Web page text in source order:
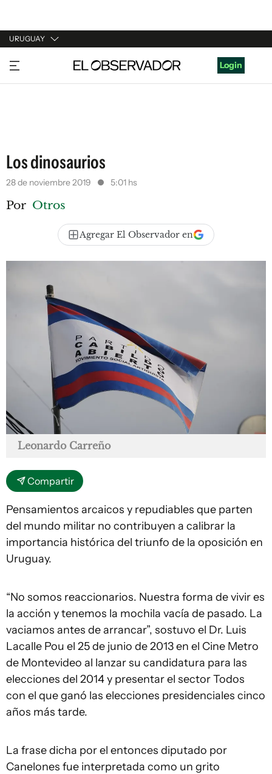
URUGUAY
URUGUAY
ARGENTINA
Login
Los dinosaurios
28 de noviembre 2019 5:01 hs
Por Otros
Agregar El Observador en
Leonardo Carreño
Compartir
Pensamientos arcaicos y repudiables que parten
del mundo militar no contribuyen a calibrar la
importancia histórica del triunfo de la oposición en
Uruguay.
“No somos reaccionarios. Nuestra forma de vivir es
la acción y tenemos la mochila vacía de pasado. La
vaciamos antes de arrancar”, sostuvo el Dr. Luis
Lacalle Pou el 25 de junio de 2013 en el Cine Metro
de Montevideo al lanzar su candidatura para las
elecciones del 2014 y presentar el sector Todos
con el que ganó las elecciones presidenciales cinco
años más tarde.
La frase dicha por el entonces diputado por
Canelones fue interpretada como un grito